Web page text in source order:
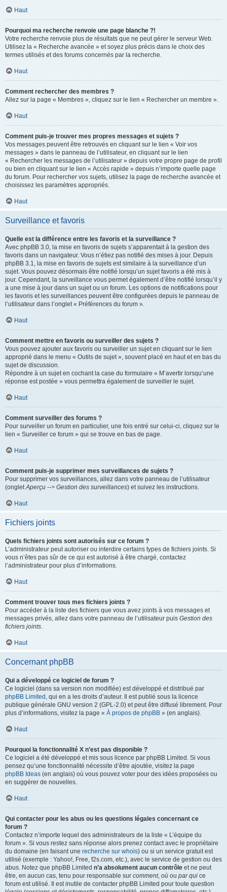
Haut
Pourquoi ma recherche renvoie une page blanche ?!
Votre recherche renvoie plus de résultats que ne peut gérer le serveur Web.
Utilisez la « Recherche avancée » et soyez plus précis dans le choix des
termes utilisés et des forums concernés par la recherche.
Haut
Comment rechercher des membres ?
Allez sur la page « Membres », cliquez sur le lien « Rechercher un membre ».
Haut
Comment puis-je trouver mes propres messages et sujets ?
Vos messages peuvent être retrouvés en cliquant sur le lien « Voir vos
messages » dans le panneau de l’utilisateur, en cliquant sur le lien
« Rechercher les messages de l’utilisateur » depuis votre propre page de profil
ou bien en cliquant sur le lien « Accès rapide » depuis n’importe quelle page
du forum. Pour rechercher vos sujets, utilisez la page de recherche avancée et
choisissez les paramètres appropriés.
Haut
Surveillance et favoris
Quelle est la différence entre les favoris et la surveillance ?
Avec phpBB 3.0, la mise en favoris de sujets s’apparentait à la gestion des
favoris dans un navigateur. Vous n’étiez pas notifié des mises à jour. Depuis
phpBB 3.1, la mise en favoris de sujets est similaire à la surveillance d’un
sujet. Vous pouvez désormais être notifié lorsqu’un sujet favoris a été mis à
jour. Cependant, la surveillance vous permet également d’être notifié lorsqu’il y
a une mise à jour dans un sujet ou un forum. Les options de notifications pour
les favoris et les surveillances peuvent être configurées depuis le panneau de
l’utilisateur dans l’onglet « Préférences du forum ».
Haut
Comment mettre en favoris ou surveiller des sujets ?
Vous pouvez ajouter aux favoris ou surveiller un sujet en cliquant sur le lien
approprié dans le menu « Outils de sujet », souvent placé en haut et en bas du
sujet de discussion.
Répondre à un sujet en cochant la case du formulaire « M’avertir lorsqu’une
réponse est postée » vous permettra également de surveiller le sujet.
Haut
Comment surveiller des forums ?
Pour surveiller un forum en particulier, une fois entré sur celui-ci, cliquez sur le
lien « Surveiller ce forum » qui se trouve en bas de page.
Haut
Comment puis-je supprimer mes surveillances de sujets ?
Pour supprimer vos surveillances, allez dans votre panneau de l’utilisateur
(ongletAperçu --> Gestion des surveillances) et suivez les instructions.
Haut
Fichiers joints
Quels fichiers joints sont autorisés sur ce forum ?
L’administrateur peut autoriser ou interdire certains types de fichiers joints. Si
vous n’êtes pas sûr de ce qui est autorisé à être chargé, contactez
l’administrateur pour plus d’informations.
Haut
Comment trouver tous mes fichiers joints ?
Pour accéder à la liste des fichiers que vous avez joints à vos messages et
messages privés, allez dans votre panneau de l’utilisateur puis Gestion des
fichiers joints.
Haut
Concernant phpBB
Qui a développé ce logiciel de forum ?
Ce logiciel (dans sa version non modifiée) est développé et distribué par
phpBB Limited , qui en a les droits d’auteur. Il est publié sous la licence
publique générale GNU version 2 (GPL-2.0) et peut être diffusé librement. Pour
plus d’informations, visitez la page « À propos de phpBB » (en anglais).
Haut
Pourquoi la fonctionnalité X n’est pas disponible ?
Ce logiciel a été développé et mis sous licence par phpBB Limited. Si vous
pensez qu’une fonctionnalité nécessite d’être ajoutée, visitez la page
phpBB Ideas (en anglais) où vous pouvez voter pour des idées proposées ou
en suggérer de nouvelles.
Haut
Qui contacter pour les abus ou les questions légales concernant ce
forum ?
Contactez n’importe lequel des administrateurs de la liste « L’équipe du
forum ». Si vous restez sans réponse alors prenez contact avec le propriétaire
du domaine (en faisant une recherche sur whois) ou si un service gratuit est
utilisé (exemple : Yahoo!, Free, f2s.com, etc.), avec le service de gestion ou des
abus. Notez que phpBB Limited n’a absolument aucun contrôle et ne peut
être, en aucun cas, tenu pour responsable sur comment, où ou par qui ce
forum est utilisé. Il est inutile de contacter phpBB Limited pour toute question